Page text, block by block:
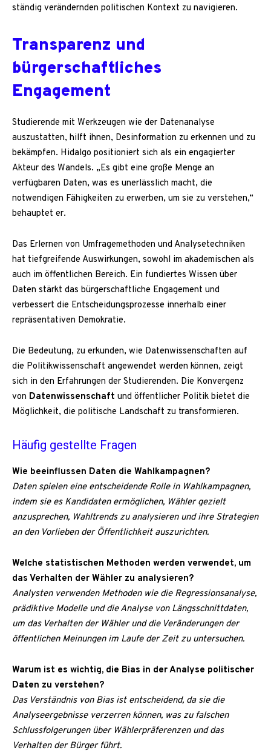
ständig verändernden politischen Kontext zu navigieren.
Transparenz und
bürgerschaftliches
Engagement
Studierende mit Werkzeugen wie der Datenanalyse
auszustatten, hilft ihnen, Desinformation zu erkennen und zu
bekämpfen. Hidalgo positioniert sich als ein engagierter
Akteur des Wandels. „Es gibt eine große Menge an
verfügbaren Daten, was es unerlässlich macht, die
notwendigen Fähigkeiten zu erwerben, um sie zu verstehen,“
behauptet er.
Das Erlernen von Umfragemethoden und Analysetechniken
hat tiefgreifende Auswirkungen, sowohl im akademischen als
auch im öffentlichen Bereich. Ein fundiertes Wissen über
Daten stärkt das bürgerschaftliche Engagement und
verbessert die Entscheidungsprozesse innerhalb einer
repräsentativen Demokratie.
Die Bedeutung, zu erkunden, wie Datenwissenschaften auf
die Politikwissenschaft angewendet werden können, zeigt
sich in den Erfahrungen der Studierenden. Die Konvergenz
von Datenwissenschaft und öffentlicher Politik bietet die
Möglichkeit, die politische Landschaft zu transformieren.
Häufig gestellte Fragen
Wie beeinflussen Daten die Wahlkampagnen?
Daten spielen eine entscheidende Rolle in Wahlkampagnen,
indem sie es Kandidaten ermöglichen, Wähler gezielt
anzusprechen, Wahltrends zu analysieren und ihre Strategien
an den Vorlieben der Öffentlichkeit auszurichten.
Welche statistischen Methoden werden verwendet, um
das Verhalten der Wähler zu analysieren?
Analysten verwenden Methoden wie die Regressionsanalyse,
prädiktive Modelle und die Analyse von Längsschnittdaten,
um das Verhalten der Wähler und die Veränderungen der
öffentlichen Meinungen im Laufe der Zeit zu untersuchen.
Warum ist es wichtig, die Bias in der Analyse politischer
Daten zu verstehen?
Das Verständnis von Bias ist entscheidend, da sie die
Analyseergebnisse verzerren können, was zu falschen
Schlussfolgerungen über Wählerpräferenzen und das
Verhalten der Bürger führt.